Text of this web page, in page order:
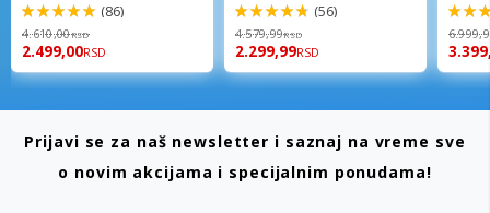
98%
(86)
4.610,00RSD
2.499,00RSD
96%
(56)
4.579,99RSD
2.299,99RSD
92%
Prijavi se za naš newsletter i saznaj na vreme sve
o novim akcijama i specijalnim ponudama!